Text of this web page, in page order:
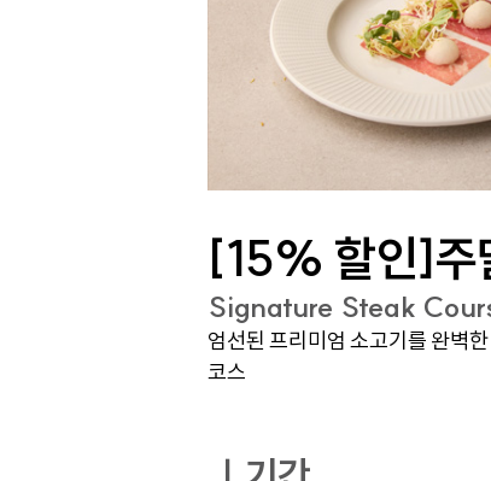
[15% 할인]주
Signature Steak
엄선된 프리미엄 소고기를 완벽
코스